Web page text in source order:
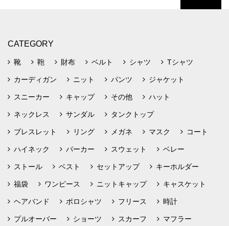
CATEGORY
靴 鞄 財布 ベルト シャツ Tシャツ
カーディガン ニット パンツ ジャケット
スニーカー キャップ その他 ハット
ネックレス サンダル タンクトップ
ブレスレット リング メガネ マスク コート
ハイネック パーカー スウェット ベレー
ストール ベスト セットアップ キーホルダー
福袋 ワンピース ニットキャップ キャスケット
ヘアバンド ポロシャツ フリース 時計
プルオーバー ショーツ スカーフ マフラー